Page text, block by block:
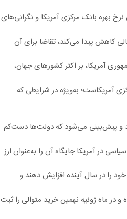
ناشی از انتظار کاهش نرخ بهره بانک مرکزی آمریکا و نگرانی‌های
کاهش پیدا می‌کند، تقاضا برای آن
آمریکا، بر اکثر کشورهای جهان،
آمریکاست؛ به‌ویژه در شرایطی که
و پیش‌بینی می‌شود که دولت‌ها دست‌کم
در آمریکا جایگاه آن را به‌عنوان ارز
قصد دارند ذخایر طلای خود را در سال آینده افزایش دهند و
در ماه ژوئیه نهمین خرید متوالی را ثبت